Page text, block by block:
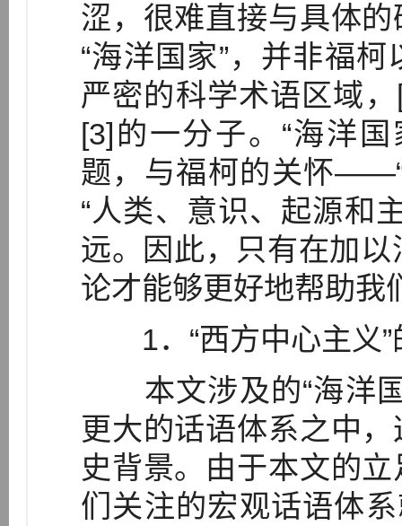
涩，很难直接与具体
“海洋国家”，并非福
严密的科学术语区域
[3]的一分子。“海洋
题，与福柯的关怀
“人类、意识、起源和
远。因此，只有在加
论才能够更好地帮助我
1．“西方中心主义”
本文涉及的“海洋国
更大的话语体系之中
史背景。由于本文的
们关注的宏观话语体